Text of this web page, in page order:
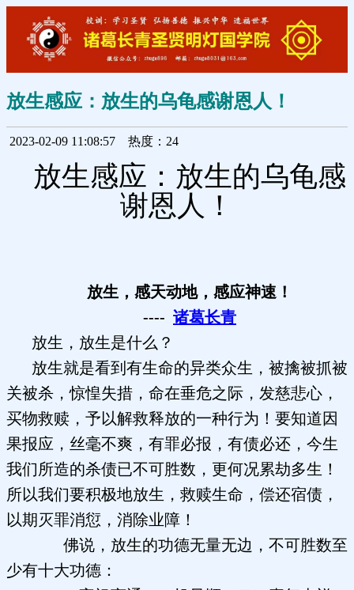
放生感应：放生的乌龟感谢恩人！
2023-02-09 11:08:57 热度：24
放生感应：放生的乌龟感
谢恩人！
放生，感天动地，感应神速！
---- 诸葛长青
放生，放生是什么？
放生就是看到有生命的异类众生，被擒被抓被
关被杀，惊惶失措，命在垂危之际，发慈悲心，
买物救赎，予以解救释放的一种行为！要知道因
果报应，丝毫不爽，有罪必报，有债必还，今生
我们所造的杀债已不可胜数，更何况累劫多生！
所以我们要积极地放生，救赎生命，偿还宿债，
以期灭罪消愆，消除业障！
佛说，放生的功德无量无边，不可胜数至
少有十大功德：